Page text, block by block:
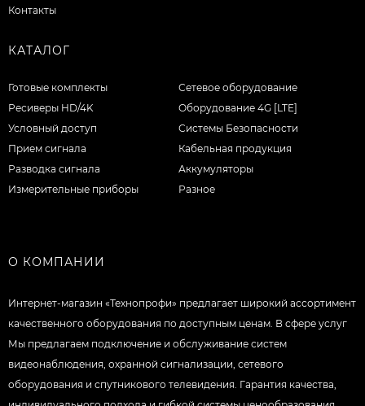
Контакты
КАТАЛОГ
Готовые комплекты
Ресиверы HD/4K
Условный доступ
Прием сигнала
Разводка сигнала
Измерительные приборы
Сетевое оборудование
Оборудование 4G [LTE]
Системы Безопасности
Кабельная продукция
Аккумуляторы
Разное
О КОМПАНИИ
Интернет-магазин «Технопрофи» предлагает широкий ассортимент
качественного оборудования по доступным ценам. В сфере услуг
Мы предлагаем подключение и обслуживание систем
видеонаблюдения, охранной сигнализации, сетевого
оборудования и спутникового телевидения. Гарантия качества,